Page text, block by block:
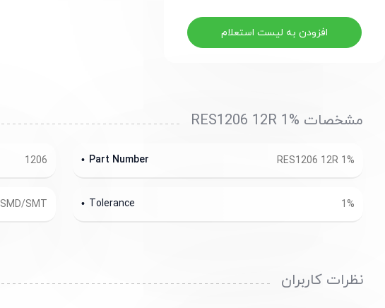
افزودن به لیست استعلام
مشخصات RES1206 12R 1%
RES1206 12R 1%
Part Number
1206
1%
Tolerance
SMD/SMT
نظرات کاربران